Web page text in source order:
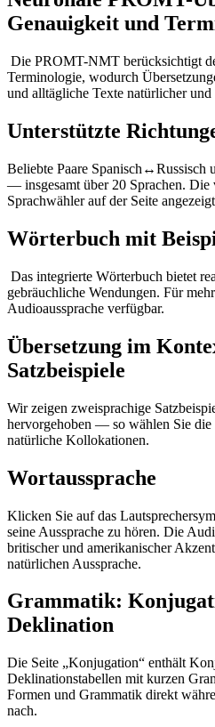
Genauigkeit und
Die PROMT-NMT berücksichtigt
Terminologie, wodurch
und alltägliche Texte natürlicher und
Unterstützte
Beliebte Paare Spanisch↔Russisch
— insgesamt über 20 Sprachen.
Sprachwähler auf der Seite
Wörterbuch mit
Das integrierte Wörterbuch bietet
gebräuchliche Wendungen. Für
Audioaussprache verfügbar.
Übersetzung im
Satzbeispiele
Wir zeigen zweisprachige
hervorgehoben — so wählen Sie die
natürliche Kollokationen.
Wortaussprache
Klicken Sie auf das
seine Aussprache zu hören. Die
britischer und amerikanischer
natürlichen Aussprache.
Grammatik:
Deklination
Die Seite „Konjugation“ enthält
Deklinationstabellen mit kurzen
Formen und Grammatik direkt
nach.